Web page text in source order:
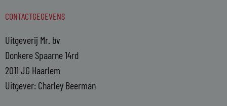
CONTACTGEGEVENS
Uitgeverij Mr. bv
Donkere Spaarne 14rd
2011 JG Haarlem
Uitgever: Charley Beerman